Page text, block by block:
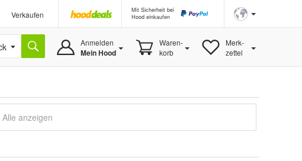
Verkaufen
Mit Sicherheit bei
Hood einkaufen
Anmelden
Mein Hood
Waren-
korb
Merk-
zettel
Alle anzeigen